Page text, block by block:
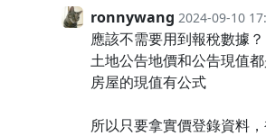
ronnywang 2024-09-10
應該不需要用到報稅數據？
土地公告地價和公告現值
房屋的現值有公式
所以只要拿實價登錄資料